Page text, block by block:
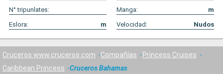
N° tripunlates:
Manga:
m
Eslora:
m Velocidad: Nudos
Cruceros www.cruceros.com Compañías
Princess Cruises
Caribbean Princess
Cruceros Bahamas